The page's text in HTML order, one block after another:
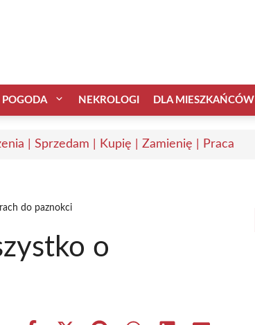
POGODA NEKROLOGI DLA MIESZKAŃCÓW
| Sprzedam | Kupię | Zamienię | Praca
do paznokci
o